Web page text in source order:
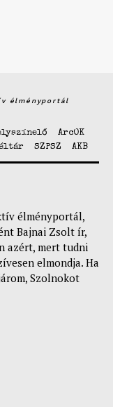
élményportál
ArcOK
SZPSZ AKB
élményportál,
Bajnai Zsolt ír,
azért, mert tudni
elmondja. Ha
Szolnokot